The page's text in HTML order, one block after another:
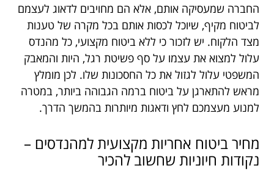
החברה שמעסיקה אותם, אלא הם מחויבים לדאוג לעצמם
לביטוח מקיף, שיוכל לכסות אותם בכל מקרה של טענות
מצד הלקוח. יש לזכור כי ללא ביטוח מקצועי, כל מהנדס
עלול למצוא את עצמו על סף פשיטת רגל, היות והמאבק
המשפטי עלול לגזול את כל החסכונות שלו. לכן מומלץ
מראש להתארגן על ביטוח ברמה הגבוהה ביותר, במטרה
למנוע מעצמכם לחץ ודאגות מיותרות בהמשך הדרך.
מחיר ביטוח אחריות מקצועית למהנדסים –
נקודות חיוניות שחשוב להכיר